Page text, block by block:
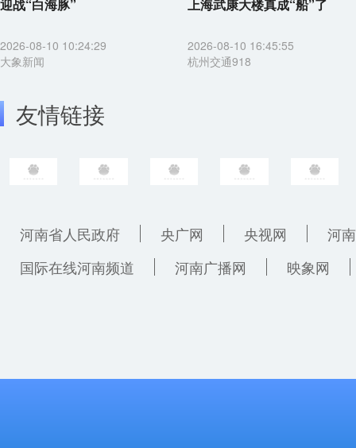
迎战“白海豚”
2026-08-10 10:24:29
大象新闻
上海武康大楼真成“船”了
2026-08-10 16:45:55
杭州交通918
友情链接
河南省人民政府 央广网 央视网
河
国际在线河南频道
河南广播网 映象网